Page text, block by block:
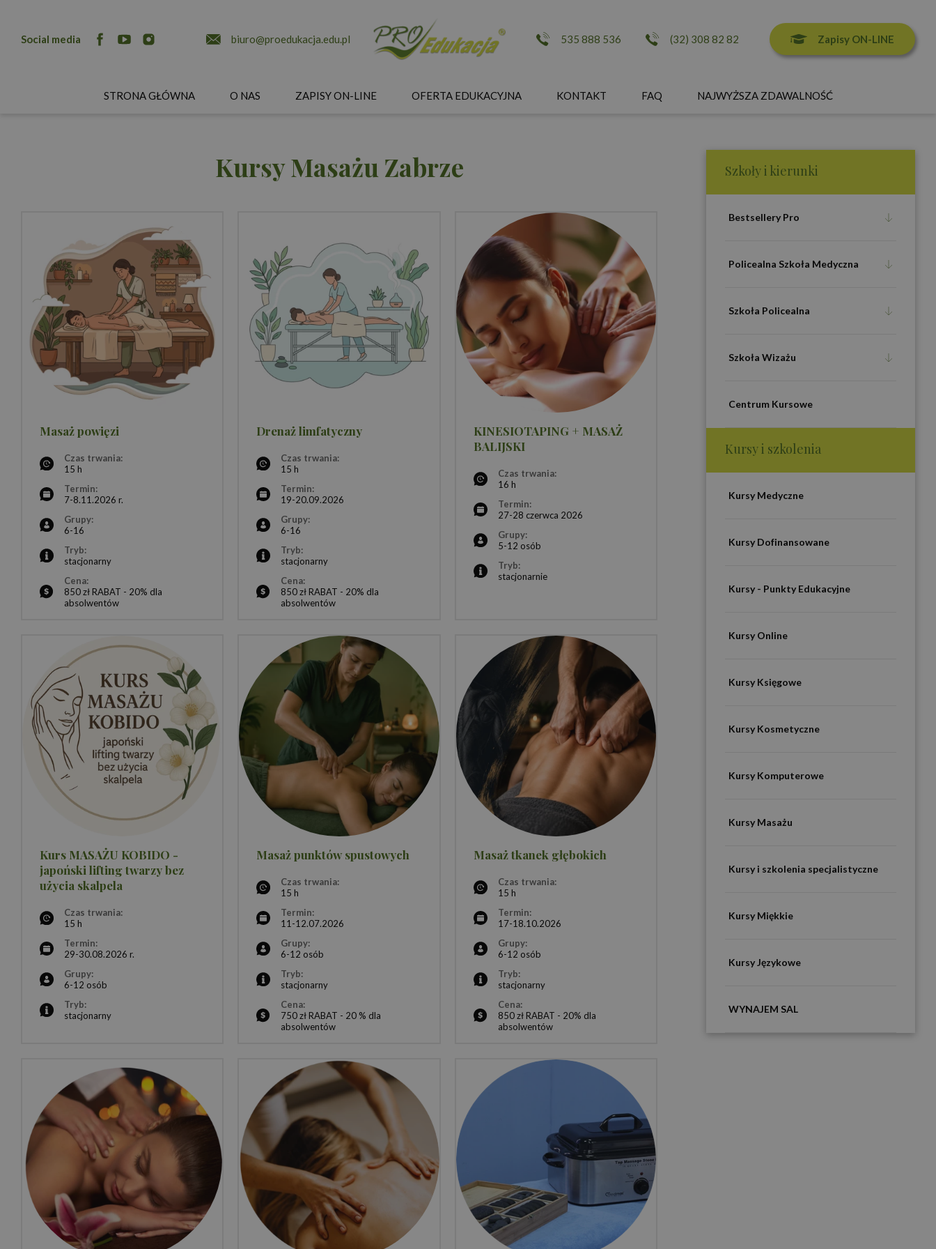
Social media biuro@proedukacja.edu.pl 535 888 536 (32) 308 82 82 Zapisy ON-LINE
STRONA GŁÓWNA O NAS ZAPISY ON-LINE OFERTA EDUKACYJNA KONTAKT FAQ NAJWYŻSZA ZDAWALNOŚĆ
Kursy Masażu Zabrze
Masaż powięzi
Czas trwania:
15 h
Termin:
7-8.11.2026 r.
Grupy:
6-16
Tryb:
stacjonarny
Cena:
850 zł RABAT - 20% dla
absolwentów
Drenaż limfatyczny
Czas trwania:
15 h
Termin:
19-20.09.2026
Grupy:
6-16
Tryb:
stacjonarny
Cena:
850 zł RABAT - 20% dla
absolwentów
KINESIOTAPING + MASAŻ
BALIJSKI
Czas trwania:
16 h
Termin:
27-28 czerwca 2026
Grupy:
5-12 osób
Tryb:
stacjonarnie
Kurs MASAŻU KOBIDO -
japoński lifting twarzy bez
użycia skalpela
Czas trwania:
15 h
Termin:
29-30.08.2026 r.
Grupy:
6-12 osób
Tryb:
stacjonarny
Masaż punktów spustowych
Czas trwania:
15 h
Termin:
11-12.07.2026
Grupy:
6-12 osób
Tryb:
stacjonarny
Cena:
750 zł RABAT - 20 % dla
absolwentów
Masaż tkanek głębokich
Czas trwania:
15 h
Termin:
17-18.10.2026
Grupy:
6-12 osób
Tryb:
stacjonarny
Cena:
850 zł RABAT - 20% dla
absolwentów
Szkoły i kierunki
Bestsellery Pro
Policealna Szkoła Medyczna
Szkoła Policealna
Szkoła Wizażu
Centrum Kursowe
Kursy i szkolenia
Kursy Medyczne
Kursy Dofinansowane
Kursy - Punkty Edukacyjne
Kursy Online
Kursy Księgowe
Kursy Kosmetyczne
Kursy Komputerowe
Kursy Masażu
Kursy i szkolenia specjalistyczne
Kursy Miękkie
Kursy Językowe
WYNAJEM SAL